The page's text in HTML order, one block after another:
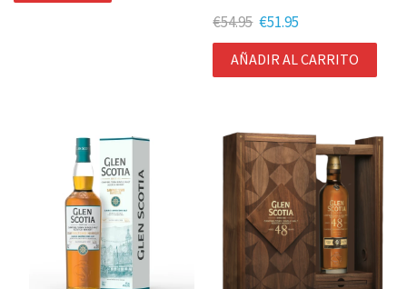
€54.95 El
precio
original
€51.95
precio
actual
AÑADIR AL CARRITO